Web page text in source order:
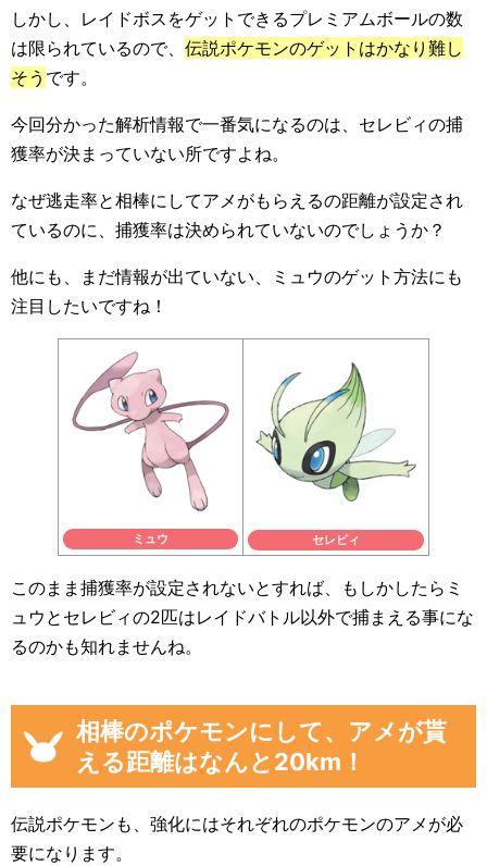
しかし、レイドボスをゲットできるプレミアムボールの数
は限られているので、 伝説ポケモンのゲットはかなり難し
そう です。
今回分かった解析情報で一番気になるのは、セレビィの捕
獲率が決まっていない所ですよね。
なぜ逃走率と相棒にしてアメがもらえるの距離が設定され
ているのに、捕獲率は決められていないのでしょうか？
他にも、まだ情報が出ていない、ミュウのゲット方法にも
注目したいですね！
ミュウ セレビィ
このまま捕獲率が設定されないとすれば、もしかしたらミ
ュウとセレビィの2匹はレイドバトル以外で捕まえる事にな
るのかも知れませんね。
相棒のポケモンにして、アメが貰
える距離はなんと20km！
伝説ポケモンも、強化にはそれぞれのポケモンのアメが必
要になります。